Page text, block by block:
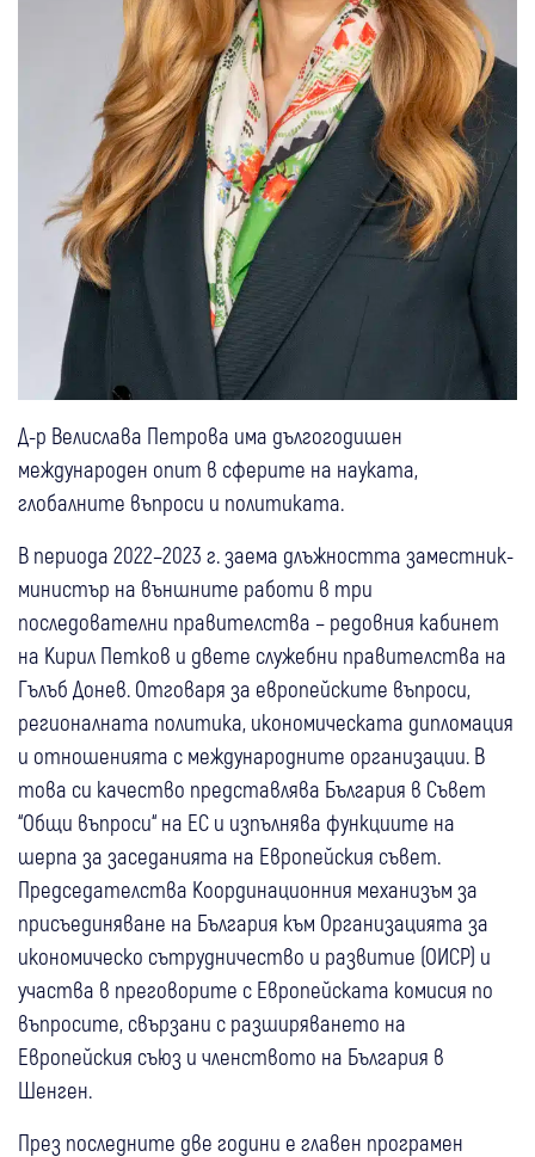
Д-р Велислава Петрова има дългогодишен
международен опит в сферите на науката,
глобалните въпроси и политиката.
В периода 2022–2023 г. заема длъжността заместник-
министър на външните работи в три
последователни правителства – редовния кабинет
на Кирил Петков и двете служебни правителства на
Гълъб Донев. Отговаря за европейските въпроси,
регионалната политика, икономическата дипломация
и отношенията с международните организации. В
това си качество представлява България в Съвет
“Общи въпроси“ на ЕС и изпълнява функциите на
шерпа за заседанията на Европейския съвет.
Председателства Координационния механизъм за
присъединяване на България към Организацията за
икономическо сътрудничество и развитие (ОИСР) и
участва в преговорите с Европейската комисия по
въпросите, свързани с разширяването на
Европейския съюз и членството на България в
Шенген.
През последните две години е главен програмен